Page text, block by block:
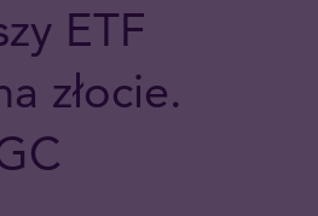
ETF
złocie.